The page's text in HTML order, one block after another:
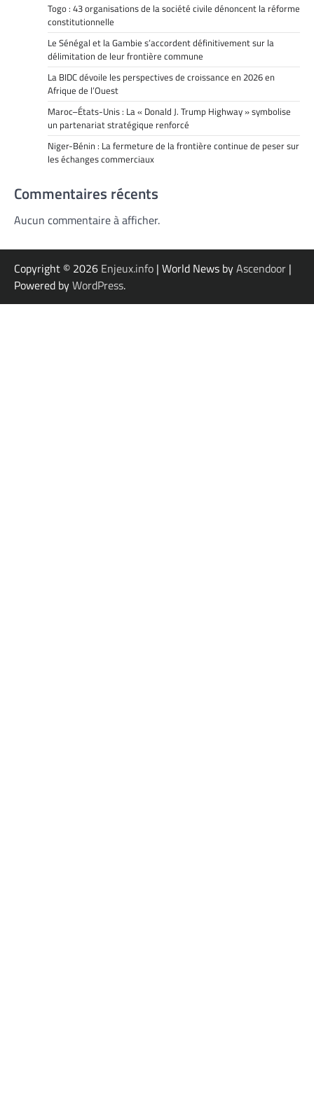
Togo : 43 organisations de la société civile dénoncent la réforme
constitutionnelle
Le Sénégal et la Gambie s’accordent définitivement sur la
délimitation de leur frontière commune
La BIDC dévoile les perspectives de croissance en 2026 en
Afrique de l’Ouest
Maroc–États-Unis : La « Donald J. Trump Highway » symbolise
un partenariat stratégique renforcé
Niger-Bénin : La fermeture de la frontière continue de peser sur
les échanges commerciaux
Commentaires récents
Aucun commentaire à afficher.
Copyright © 2026 Enjeux.info | World News byAscendoor |
Powered byWordPress.